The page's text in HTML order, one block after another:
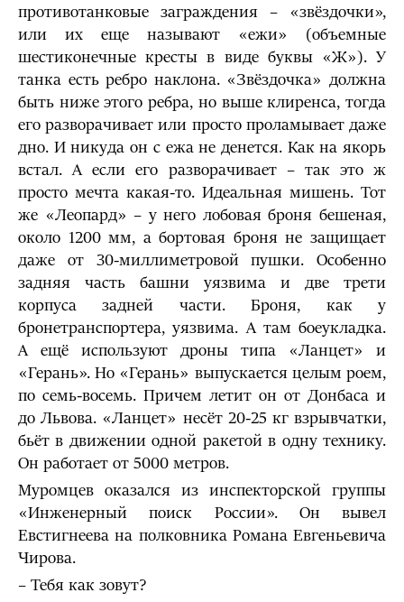
противотанковые заграждения – «звёздочки»,
или их еще называют «ежи» (объемные
шестиконечные кресты в виде буквы «Ж»). У
танка есть ребро наклона. «Звёздочка» должна
быть ниже этого ребра, но выше клиренса, тогда
его разворачивает или просто проламывает даже
дно. И никуда он с ежа не денется. Как на якорь
встал. А если его разворачивает – так это ж
просто мечта какая-то. Идеальная мишень. Тот
же «Леопард» – у него лобовая броня бешеная,
около 1200 мм, а бортовая броня не защищает
даже от 30-миллиметровой пушки. Особенно
задняя часть башни уязвима и две трети
корпуса задней части. Броня, как у
бронетранспортера, уязвима. А там боеукладка.
А ещё используют дроны типа «Ланцет» и
«Герань». Но «Герань» выпускается целым роем,
по семь-восемь. Причем летит он от Донбаса и
до Львова. «Ланцет» несёт 20-25 кг взрывчатки,
бьёт в движении одной ракетой в одну технику.
Он работает от 5000 метров.
Муромцев оказался из инспекторской группы
«Инженерный поиск России». Он вывел
Евстигнеева на полковника Романа Евгеньевича
Чирова.
– Тебя как зовут?